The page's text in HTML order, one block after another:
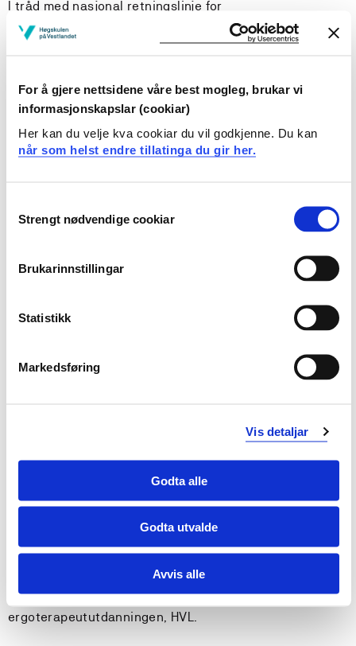
For å gjere nettsidene våre best mogleg, brukar vi
informasjonskapslar (cookiar)
Her kan du velje kva cookiar du vil godkjenne. Du kan
når som helst endre tillatinga du gir her.
Selection
Strengt nødvendige cookiar
Brukarinnstillingar
Statistikk
Markedsføring
Vis detaljar
Godta alle
Godta utvalde
Avvis alle
I tråd med nasjonal retningslinje for
ergoterapiutdanning, baserer studiet seg på 6
kompetanseområder. Utdanningen tilrettelegger for at
1. Aktivitet og deltagelse i hverdagslivet
2. Ergoterapeutisk profesjonsutøvelse
4. Tilgjengelighet, teknologi og tilrettelegging
5. Inkludering, deltakelse og tilhørighet
som fordeler seg på seks semestre. Emnet Danning og
akademisk handlag, er felles for alle
og funksjon har felles undervisning i dette emnet.
høyere krav til studentenes kompetanse, selvstendighet
og evne til refleksjon over egen faglighet.
Emnet som utgjør mobilitetsvinduet er plassert i fjerde
reise på utveksling og for at innreisende studenter kan
ta praksis og/eller teoriemner ved
ergoterapeututdanningen, HVL.